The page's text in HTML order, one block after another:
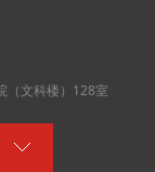
（文科楼）128室